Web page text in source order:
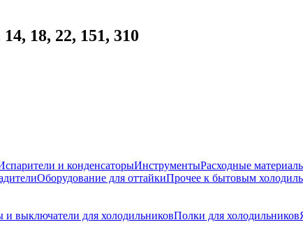
18, 22, 151, 310
и конденсаторыИнструментыРасходные
Оборудование для оттайкиПрочее к бытовым
выключатели для холодильниковПолки для холодильников